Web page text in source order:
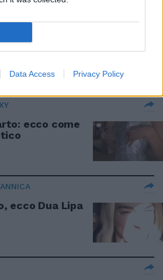
Data Access Privacy Policy
fa impazzire i
ecco come
ecco Dua Lipa